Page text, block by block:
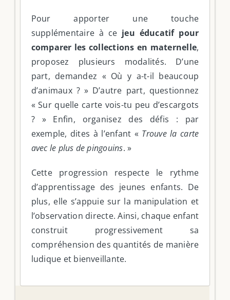
Pour apporter une touche
supplémentaire à ce jeu éducatif pour
comparer les collections en maternelle,
proposez plusieurs modalités. D’une
part, demandez « Où y a-t-il beaucoup
d’animaux ? » D’autre part, questionnez
« Sur quelle carte vois-tu peu d’escargots
? » Enfin, organisez des défis : par
exemple, dites à l’enfant « Trouve la carte
avec le plus de pingouins. »
Cette progression respecte le rythme
d’apprentissage des jeunes enfants. De
plus, elle s’appuie sur la manipulation et
l’observation directe. Ainsi, chaque enfant
construit progressivement sa
compréhension des quantités de manière
ludique et bienveillante.